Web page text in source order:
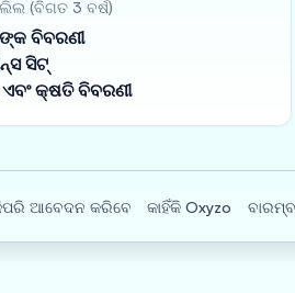
(ବିଗତ 3 ବର୍ଷ)
ବିବରଣୀ
ସିଟ୍
ଏବଂ କ୍ଷତି ବିବରଣୀ
ଆବେଦନ କରିବେ କାହିଁକି Oxyzo